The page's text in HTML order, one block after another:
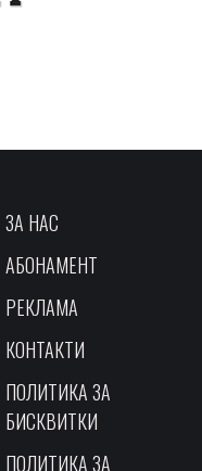
ЗА НАС
АБОНАМЕНТ
РЕКЛАМА
КОНТАКТИ
ПОЛИТИКА ЗА
БИСКВИТКИ
ПОЛИТИКА ЗА